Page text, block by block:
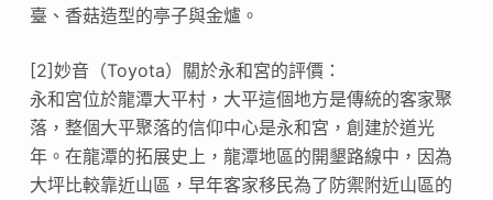
臺、香菇造型的亭子與金爐。
[2]妙音（Toyota）關於永和宮的評價：
永和宮位於龍潭大平村，大平這個地方是傳統的客家聚
落，整個大平聚落的信仰中心是永和宮，創建於道光
年。在龍潭的拓展史上，龍潭地區的開墾路線中，因為
大坪比較靠近山區，早年客家移民為了防禦附近山區的